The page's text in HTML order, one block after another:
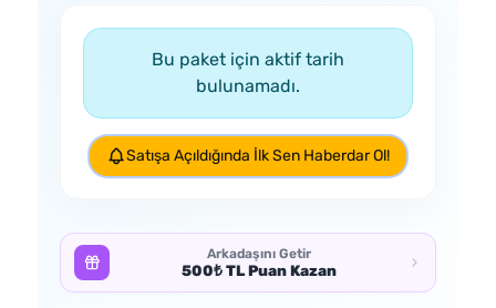
Bu paket için aktif tarih
bulunamadı.
Satışa Açıldığında İlk Sen Haberdar Ol!
Arkadaşını Getir
500₺ TL Puan Kazan